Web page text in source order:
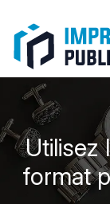
Utilisez
format